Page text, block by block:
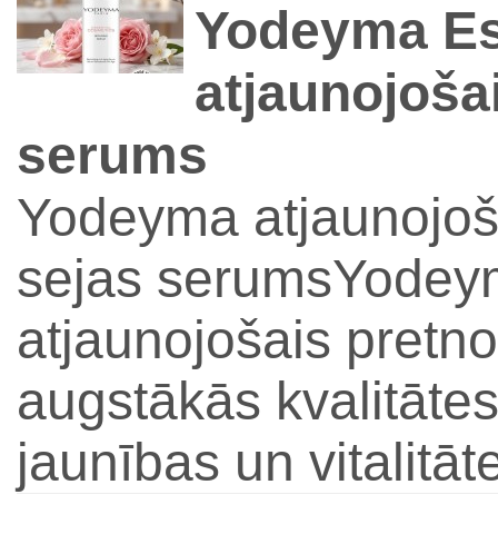
Yodeyma
serums
Yodeyma
sejas
atjaunojošais
augstākās
jaunības un